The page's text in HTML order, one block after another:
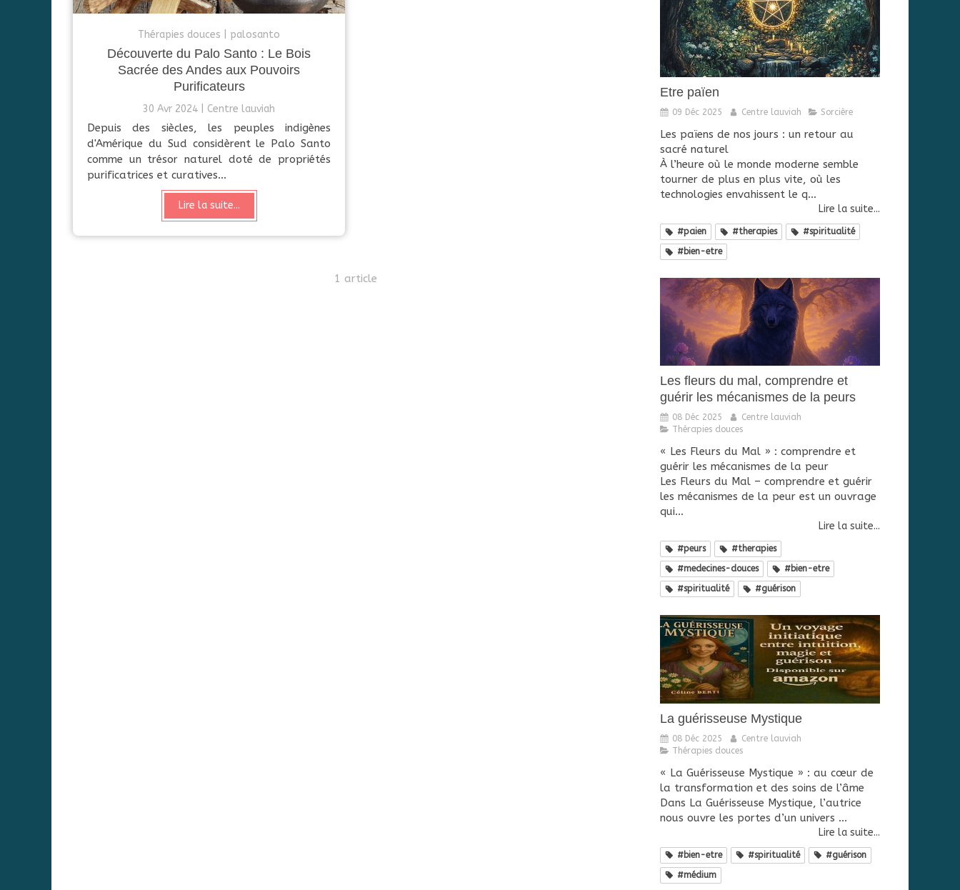
Thérapies douces palosanto
Découverte du Palo Santo : Le Bois
Sacrée des Andes aux Pouvoirs
Purificateurs
30 Avr 2024 Centre lauviah
Depuis des siècles, les peuples indigènes
d'Amérique du Sud considèrent le Palo Santo
comme un trésor naturel doté de propriétés
purificatrices et curatives...
Lire la suite...
1 article
Etre païen
09 Déc 2025 Centre lauviah Sorcière
Les païens de nos jours : un retour au
sacré naturel
À l’heure où le monde moderne semble
tourner de plus en plus vite, où les
technologies envahissent le q...
Lire la suite...
#paien #therapies
#spiritualité
#bien-etre
Les fleurs du mal, comprendre et
guérir les mécanismes de la peurs
08 Déc 2025
Centre lauviah
Thérapies douces
« Les Fleurs du Mal » : comprendre et
guérir les mécanismes de la peur
Les Fleurs du Mal – comprendre et guérir
les mécanismes de la peur est un ouvrage
qui...
Lire la suite...
#peurs
#therapies
#medecines-douces
#bien-etre
#spiritualité
#guérison
La guérisseuse Mystique
08 Déc 2025
Centre lauviah
Thérapies douces
« La Guérisseuse Mystique » : au cœur de
la transformation et des soins de l’âme
Dans La Guérisseuse Mystique, l’autrice
nous ouvre les portes d’un univers ...
Lire la suite...
#bien-etre #spiritualité
#guérison
#médium